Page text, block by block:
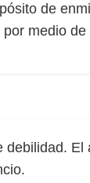
de
medio
debilidad. El